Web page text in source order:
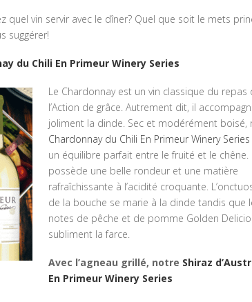
quel vin servir avec le dîner? Quel que soit le mets
suggérer!
du Chili En Primeur Winery Series
Le Chardonnay est un vin classique du repas
l’Action de grâce. Autrement dit, il
joliment la dinde. Sec et modérément boisé,
Chardonnay du Chili En Primeur Winery Series
un équilibre parfait entre le fruité et le chêne.
possède une belle rondeur et une matière
rafraîchissante à l’acidité croquante.
de la bouche se marie à la dinde tandis que
notes de pêche et de pomme Golden
subliment la farce.
Avec l’agneau grillé, notre Shiraz
En Primeur Winery Series